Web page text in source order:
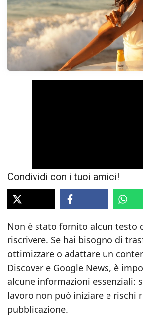
Condividi con i tuoi amici!
Non è stato fornito alcun testo
riscrivere. Se hai bisogno di
ottimizzare o adattare un
Discover e Google News, è
alcune informazioni essenziali:
lavoro non può iniziare e rischi
pubblicazione.